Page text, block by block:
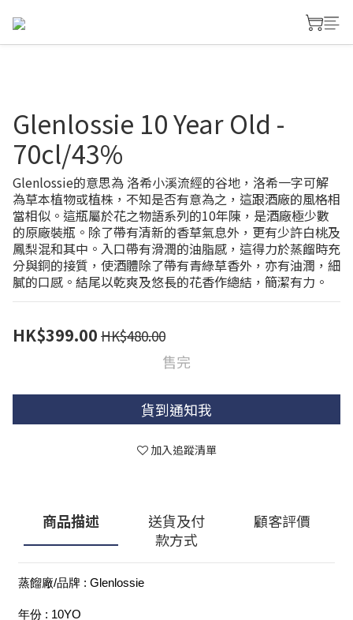
Glenlossie 10 Year Old -
70cl/43%
Glenlossie的意思為 洛希小溪流經的谷地，洛希一字可解
為草本植物或植株，不知是否有意為之，這跟酒廠的風格相
當相似。這瓶屬於花之物語系列的10年陳，是酒廠極少數
的原廠裝瓶。除了帶有清新的香草氣息外，更有少許白桃及
鳳梨混和其中。入口帶有滑潤的油脂感，這得力於蒸餾時充
分與銅的接質，使酒體除了帶有青綠草香外，亦有油潤，細
膩的口感。結尾以乾爽及悠長的花香作總結，簡潔有力。
HK$399.00 HK$480.00
售完
貨到通知我
加入追蹤清單
商品描述
送貨及付
款方式
顧客評價
蒸餾廠/品牌 : Glenlossie
年份 : 10YO